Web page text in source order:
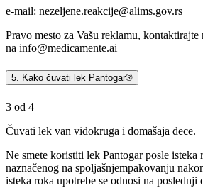
e-mail: nezeljene.reakcije@alims.gov.rs
Pravo mesto za Vašu reklamu, kontaktirajte
na info@medicamente.ai
5. Kako čuvati lek Pantogar®
3 od 4
Čuvati lek van vidokruga i domašaja dece.
Ne smete koristiti lek Pantogar posle isteka
naznačenog na spoljašnjempakovanju
isteka roka upotrebe se odnosi na poslednji